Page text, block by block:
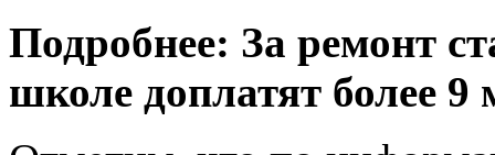
Подробнее: За ремонт
школе доплатят более 9